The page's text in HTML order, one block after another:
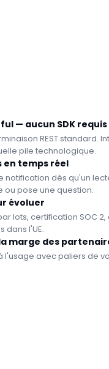
— aucun SDK requis
REST standard.
pile technologique.
en temps réel
notification dès qu'un
ou pose une question.
évoluer
lots, certification SOC
dans l'UE.
marge des
l'usage avec paliers de